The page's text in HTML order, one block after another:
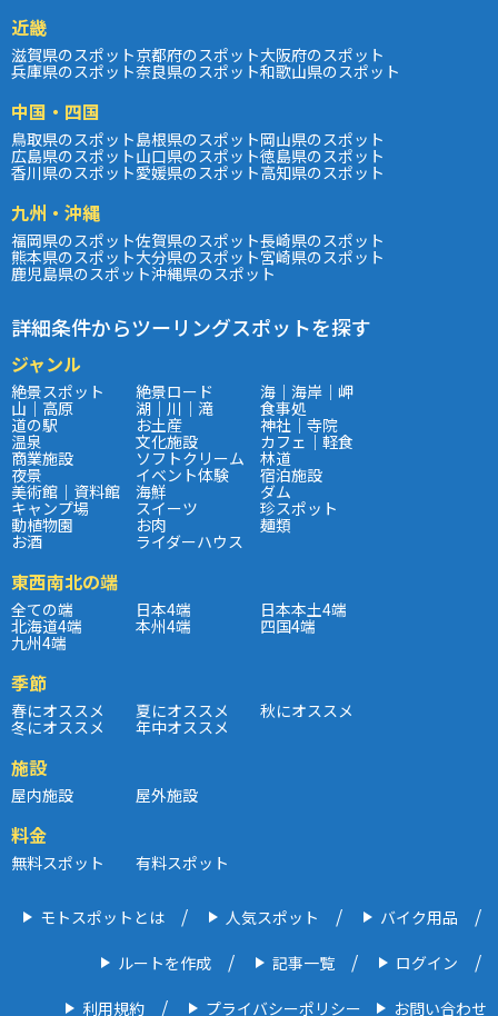
近畿
滋賀県のスポット京都府のスポット大阪府のスポット
兵庫県のスポット奈良県のスポット和歌山県のスポット
中国・四国
鳥取県のスポット島根県のスポット岡山県のスポット
広島県のスポット山口県のスポット徳島県のスポット
香川県のスポット愛媛県のスポット高知県のスポット
九州・沖縄
福岡県のスポット佐賀県のスポット長崎県のスポット
熊本県のスポット大分県のスポット宮崎県のスポット
鹿児島県のスポット沖縄県のスポット
詳細条件からツーリングスポットを探す
ジャンル
絶景スポット 絶景ロード 海｜海岸｜岬
山｜高原 湖｜川｜滝 食事処
道の駅 お土産 神社｜寺院
温泉 文化施設 カフェ｜軽食
商業施設 ソフトクリーム 林道
夜景 イベント体験 宿泊施設
美術館｜資料館 海鮮 ダム
キャンプ場 スイーツ 珍スポット
動植物園 お肉 麺類
お酒 ライダーハウス
東西南北の端
全ての端 日本4端 日本本土4端
北海道4端 本州4端 四国4端
九州4端
季節
春にオススメ 夏にオススメ 秋にオススメ
冬にオススメ 年中オススメ
施設
屋内施設 屋外施設
料金
無料スポット 有料スポット
モトスポットとは 人気スポット バイク用品
ルートを作成 記事一覧 ログイン
利用規約 プライバシーポリシー お問い合わせ